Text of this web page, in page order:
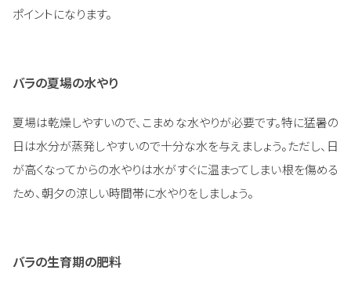
ポイントになります。
バラの夏場の水やり
夏場は乾燥しやすいので、こまめな水やりが必要です。特に猛暑の
日は水分が蒸発しやすいので十分な水を与えましょう。ただし、日
が高くなってからの水やりは水がすぐに温まってしまい根を傷める
ため、朝夕の涼しい時間帯に水やりをしましょう。
バラの生育期の肥料